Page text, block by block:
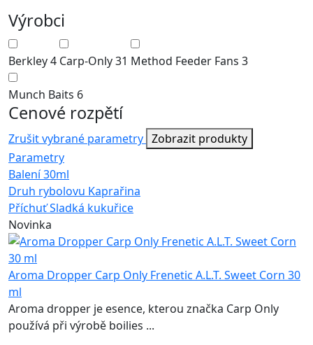
Výrobci
Berkley4 Carp-Only31 Method Feeder Fans 3
Munch Baits 6
Cenové rozpětí
Zrušit vybrané parametry Zobrazit produkty
Parametry
Balení30ml
Druh rybolovu Kaprařina
PříchuťSladká kukuřice
Novinka
Aroma Dropper Carp Only Frenetic A.L.T. Sweet Corn 30
ml
Aroma dropper je esence, kterou značka Carp Only
používá při výrobě boilies ...